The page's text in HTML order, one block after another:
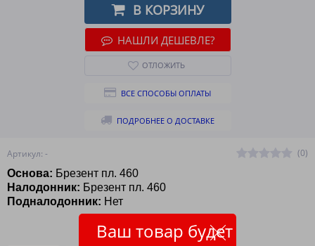
Ваш товар будет
Артикул: -
(0)
Основа: Брезент пл. 460
Налодонник: Брезент пл. 460
Подналодонник: Нет
В КОРЗИНУ
НАШЛИ ДЕШЕВЛЕ?
ОТЛОЖИТЬ
ВСЕ СПОСОБЫ ОПЛАТЫ
ПОДРОБНЕЕ О ДОСТАВКЕ